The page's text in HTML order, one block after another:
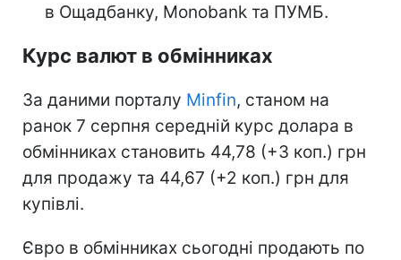
в Ощадбанку, Monobank та ПУМБ.
Курс валют в обмінниках
За даними порталу Minfin, станом на
ранок 7 серпня середній курс долара в
обмінниках становить 44,78 (+3 коп.) грн
для продажу та 44,67 (+2 коп.) грн для
купівлі.
Євро в обмінниках сьогодні продають по